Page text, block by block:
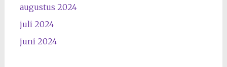
augustus 2024
juli 2024
juni 2024